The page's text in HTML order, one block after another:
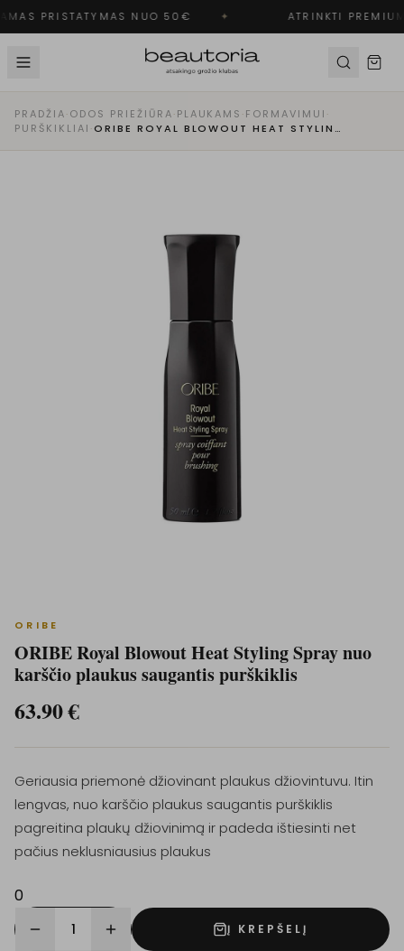
PRISTATYMAS NUO 50€ ✦ ATRINKTI
PRADŽIA·ODOS PRIEŽIŪRA·PLAUKAMS ·FORMAVIMUI ·
PURŠKIKLIAI · ORIBE ROYAL BLOWOUT HEAT STYLING SPRAY NUO KARŠČIO PLAUKUS SAUGANTIS PURŠKIKLIS
ORIBE
ORIBE Royal Blowout Heat Styling Spray nuo
karščio plaukus saugantis purškiklis
63.90€
Geriausia priemonė džiovinant plaukus džiovintuvu. Itin
lengvas, nuo karščio plaukus saugantis purškiklis
pagreitina plaukų džiovinimą ir padeda ištiesinti net
pačius neklusniausius plaukus
0
1 Į KREPŠELĮ